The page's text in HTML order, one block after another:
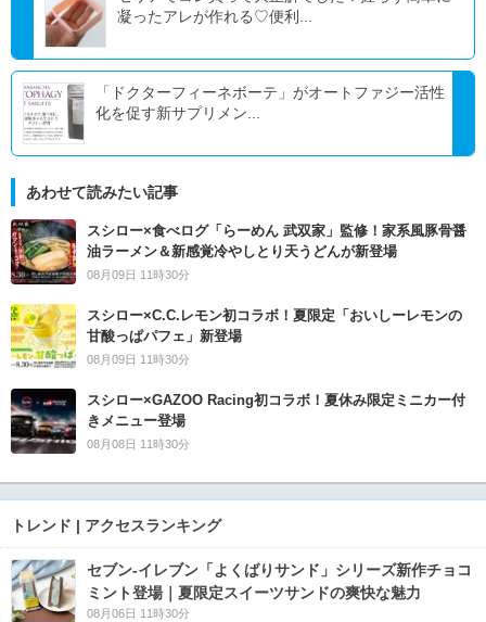
凝ったアレが作れる♡便利...
「ドクターフィーネボーテ」がオートファジー活性
化を促す新サプリメン...
あわせて読みたい記事
スシロー×食べログ「らーめん 武双家」監修！家系風豚骨醤
油ラーメン＆新感覚冷やしとり天うどんが新登場
08月09日 11時30分
スシロー×C.C.レモン初コラボ！夏限定「おいしーレモンの
甘酸っぱパフェ」新登場
08月09日 11時30分
スシロー×GAZOO Racing初コラボ！夏休み限定ミニカー付
きメニュー登場
08月08日 11時30分
トレンド | アクセスランキング
セブン‐イレブン「よくばりサンド」シリーズ新作チョコ
ミント登場｜夏限定スイーツサンドの爽快な魅力
08月06日 11時30分